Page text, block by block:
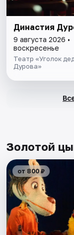
Династия
9 августа 2026 •
воскресенье
Театр «Уголок
Дурова»
Золотой
от 800 ₽